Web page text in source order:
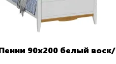
90x200 белый воск/